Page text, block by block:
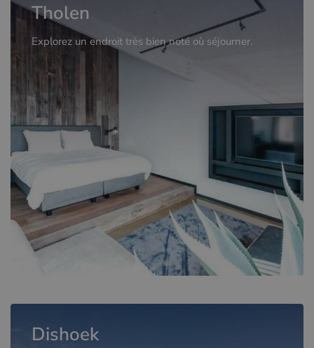
Tholen
Explorez un endroit très bien noté où séjourner.
Dishoek